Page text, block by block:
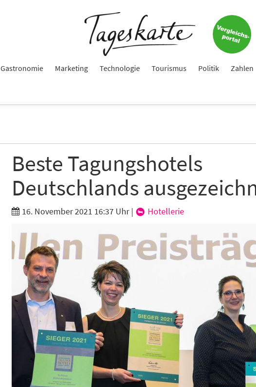
Gastronomie Marketing Technologie Tourismus Politik Zahlen
Beste Tagungshotels
Deutschlands
16. November 2021 16:37 Uhr| Hotellerie
Nachname
E-Mail*
Ich möchte folgende Newsletter erhalten
Tageskarte-Newsletter (gegen 8.30 Uhr)
Anmelden Danke, heute nicht